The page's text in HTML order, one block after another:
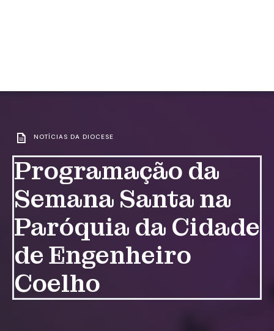
NOTÍCIAS DA DIOCESE
Programação da
Semana Santa na
Paróquia da Cidade
de Engenheiro
Coelho